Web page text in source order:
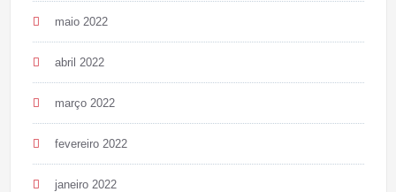
maio 2022
abril 2022
março 2022
fevereiro 2022
janeiro 2022